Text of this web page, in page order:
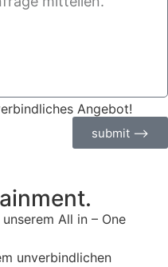
Angebot!
submit ⟶
All in – One
unverbindlichen